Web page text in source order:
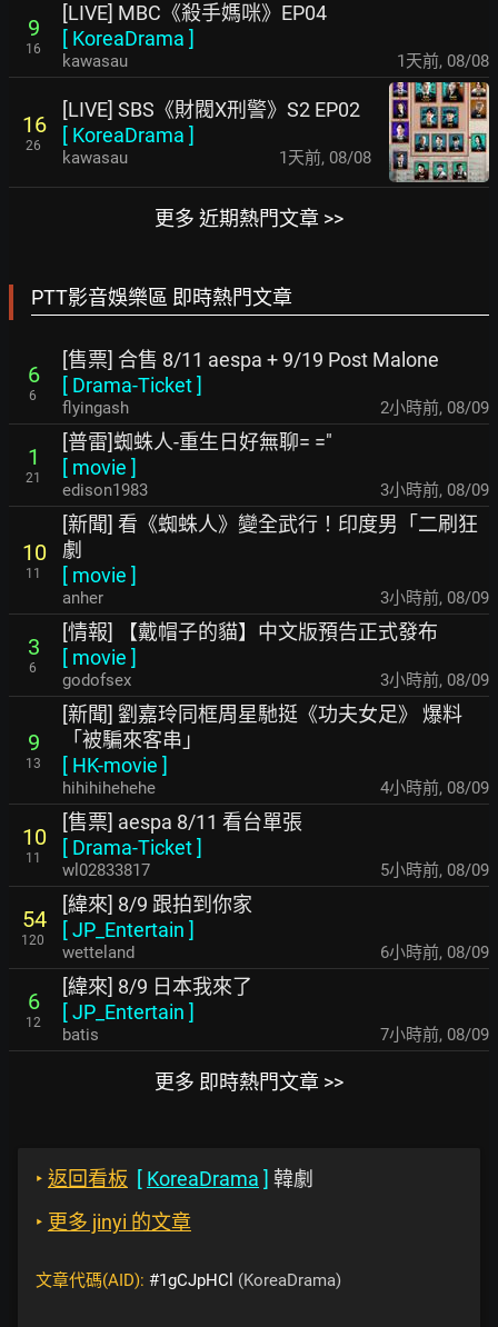
9
16
[LIVE] MBC《殺手媽咪》EP04
[ KoreaDrama ]
kawasau 1天前, 08/08
16
26
[LIVE] SBS《財閥X刑警》S2 EP02
[ KoreaDrama ]
kawasau 1天前, 08/08
更多 近期熱門文章 >>
PTT影音娛樂區 即時熱門文章
6
6
[售票] 合售 8/11 aespa + 9/19 Post Malone
[ Drama-Ticket]
flyingash 2小時前, 08/09
1
21
[普雷]蜘蛛人-重生日好無聊= ="
[ movie ]
edison1983 3小時前, 08/09
10
11
[新聞] 看《蜘蛛人》變全武行！印度男「二刷狂
劇
[ movie ]
anher 3小時前, 08/09
3
6
[情報] 【戴帽子的貓】中文版預告正式發布
[ movie ]
godofsex 3小時前, 08/09
9
13
[新聞] 劉嘉玲同框周星馳挺《功夫女足》 爆料
「被騙來客串」
[ HK-movie ]
hihihihehehe 4小時前, 08/09
10
11
[售票] aespa 8/11 看台單張
[ Drama-Ticket]
wl02833817 5小時前, 08/09
54
120
[緯來] 8/9 跟拍到你家
[JP_Entertain ]
wetteland 6小時前, 08/09
6
12
[緯來] 8/9 日本我來了
[JP_Entertain ]
batis 7小時前, 08/09
更多 即時熱門文章 >>
‣ 返回看板 [ KoreaDrama ] 韓劇
‣ 更多 jinyi 的文章
文章代碼(AID): #1gCJpHCl (KoreaDrama)